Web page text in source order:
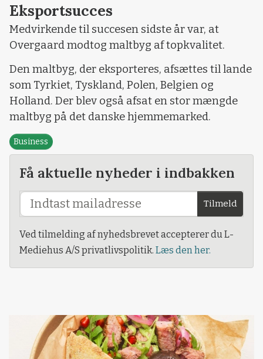
Eksportsucces
Medvirkende til succesen sidste år var, at
Overgaard modtog maltbyg af topkvalitet.
Den maltbyg, der eksporteres, afsættes til lande
som Tyrkiet, Tyskland, Polen, Belgien og
Holland. Der blev også afsat en stor mængde
maltbyg på det danske hjemmemarked.
Business
Få aktuelle nyheder i indbakken
Tilmeld
Ved tilmelding af nyhedsbrevet accepterer du L-
Mediehus A/S privatlivspolitik. Læs den her.